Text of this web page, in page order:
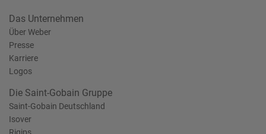
Das Unternehmen
Über Weber
Presse
Karriere
Logos
Die Saint-Gobain Gruppe
Saint-Gobain Deutschland
Isover